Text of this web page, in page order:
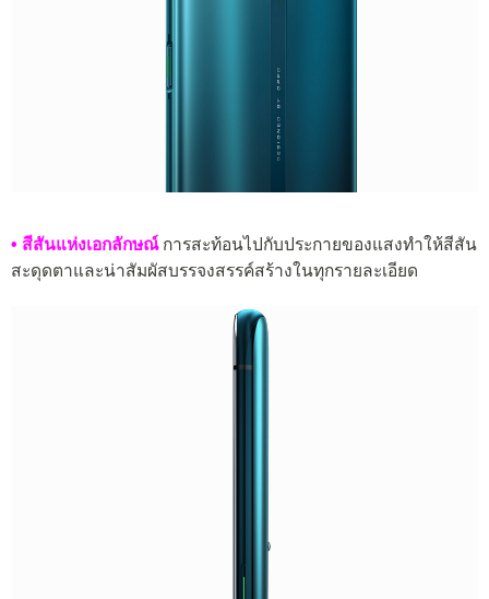
• สีสันแห่งเอกลักษณ์การสะท้อนไปกับประกายของแสงทำให้สีสัน
สะดุดตาและน่าสัมผัสบรรจงสรรค์สร้างในทุกรายละเอียด